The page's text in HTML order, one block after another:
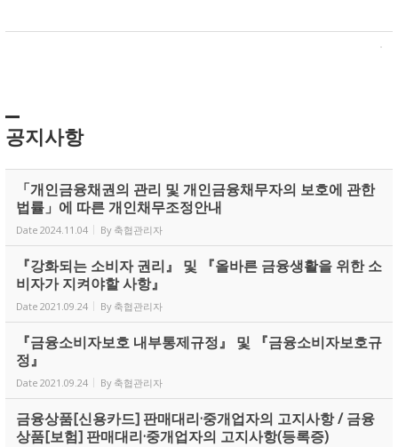
공지사항
「개인금융채권의 관리 및 개인금융채무자의 보호에 관한
법률」에 따른 개인채무조정안내
Date 2024.11.04 By 축협관리자
『강화되는 소비자 권리』 및 『올바른 금융생활을 위한 소
비자가 지켜야할 사항』
Date 2021.09.24 By 축협관리자
『금융소비자보호 내부통제규정』 및 『금융소비자보호규
정』
Date 2021.09.24 By 축협관리자
금융상품[신용카드] 판매대리·중개업자의 고지사항 / 금융
상품[보험] 판매대리·중개업자의 고지사항(등록증)